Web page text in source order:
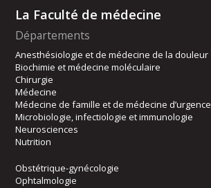
La Faculté de médecine
Départements
Anesthésiologie et de médecine de la douleur
Biochimie et médecine moléculaire
Chirurgie
Médecine
Médecine de famille et de médecine d’urgence
Microbiologie, infectiologie et immunologie
Neurosciences
Nutrition
Obstétrique-gynécologie
Ophtalmologie